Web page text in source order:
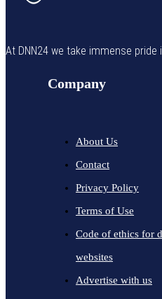
At DNN24 we take immense
Company
About Us
Contact
Privacy Policy
Terms of Use
Code of ethics for
websites
Advertise with us